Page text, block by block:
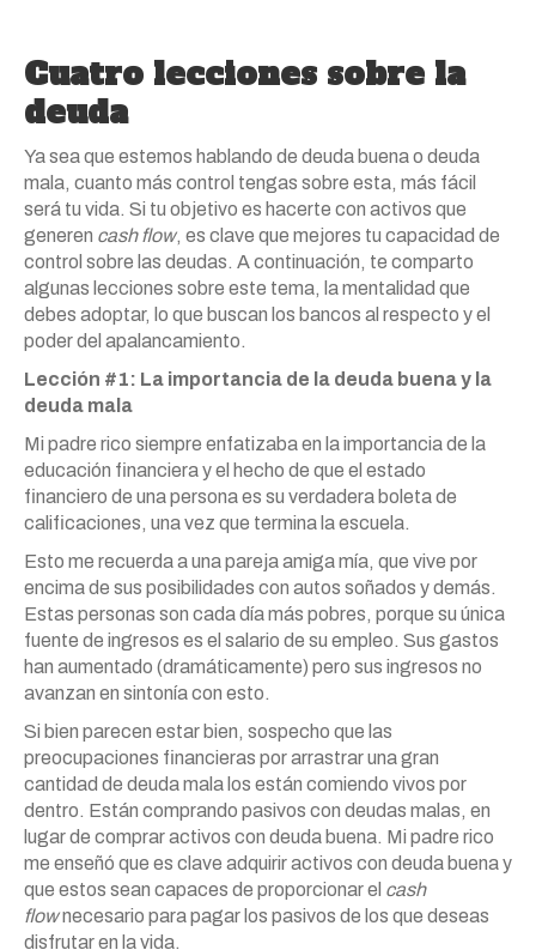
Cuatro lecciones sobre la
deuda
Ya sea que estemos hablando de deuda buena o deuda
mala, cuanto más control tengas sobre esta, más fácil
será tu vida. Si tu objetivo es hacerte con activos que
generen cash flow, es clave que mejores tu capacidad de
control sobre las deudas. A continuación, te comparto
algunas lecciones sobre este tema, la mentalidad que
debes adoptar, lo que buscan los bancos al respecto y el
poder del apalancamiento.
Lección #1: La importancia de la deuda buena y la
deuda mala
Mi padre rico siempre enfatizaba en la importancia de la
educación financiera y el hecho de que el estado
financiero de una persona es su verdadera boleta de
calificaciones, una vez que termina la escuela.
Esto me recuerda a una pareja amiga mía, que vive por
encima de sus posibilidades con autos soñados y demás.
Estas personas son cada día más pobres, porque su única
fuente de ingresos es el salario de su empleo. Sus gastos
han aumentado (dramáticamente) pero sus ingresos no
avanzan en sintonía con esto.
Si bien parecen estar bien, sospecho que las
preocupaciones financieras por arrastrar una gran
cantidad de deuda mala los están comiendo vivos por
dentro. Están comprando pasivos con deudas malas, en
lugar de comprar activos con deuda buena. Mi padre rico
me enseñó que es clave adquirir activos con deuda buena y
que estos sean capaces de proporcionar el cash
flownecesario para pagar los pasivos de los que deseas
disfrutar en la vida.